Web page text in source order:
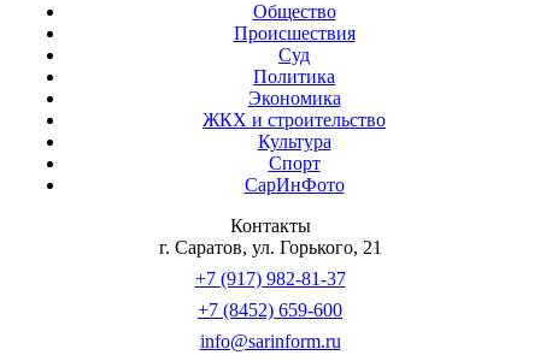
Общество
Происшествия
Суд
Политика
Экономика
ЖКХ и строительство
Культура
Спорт
СарИнФото
Контакты
г. Саратов, ул. Горького, 21
+7 (917) 982-81-37
+7 (8452) 659-600
info@sarinform.ru